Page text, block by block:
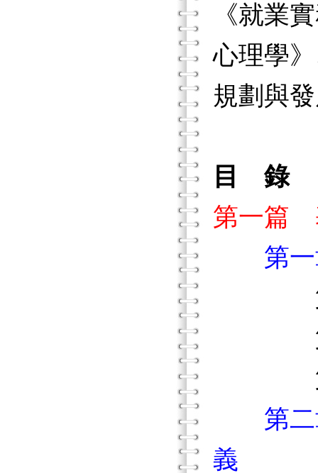
《就業
心理學
規劃與
目 錄
第一篇
第
第一
第二
第三
第
義